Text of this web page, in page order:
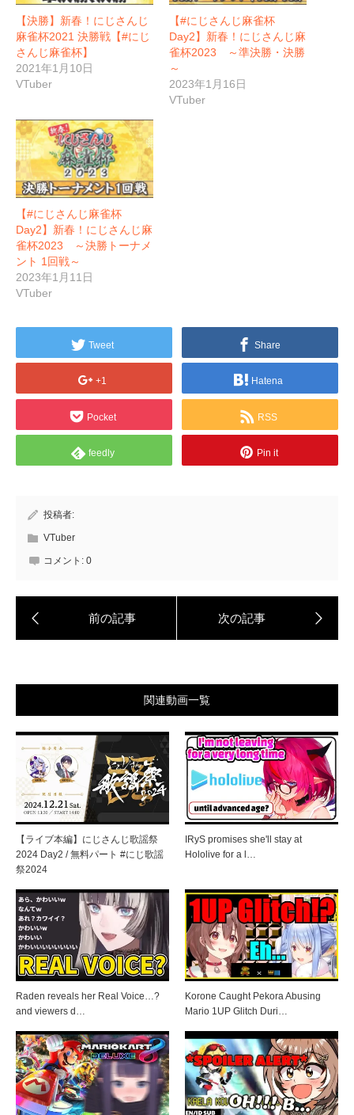
【決勝】新春！にじさんじ
麻雀杯2021 決勝戦【#にじ
さんじ麻雀杯​】
2021年1月10日
VTuber
【#にじさんじ麻雀杯
Day2】新春！にじさんじ麻
雀杯2023 ～準決勝・決勝
～
2023年1月16日
VTuber
【#にじさんじ麻雀杯
Day2】新春！にじさんじ麻
雀杯2023 ～決勝トーナメ
ント 1回戦～
2023年1月11日
VTuber
Tweet Share
+1 Hatena
Pocket RSS
feedly Pin it
投稿者:
VTuber
コメント: 0
関連動画一覧
【ライブ本編】にじさんじ歌謡祭
2024 Day2 / 無料パート #にじ歌謡
祭2024
IRyS promises she'll stay at
Hololive for a l…
Raden reveals her Real Voice…?
and viewers d…
Korone Caught Pekora Abusing
Mario 1UP Glitch Duri…